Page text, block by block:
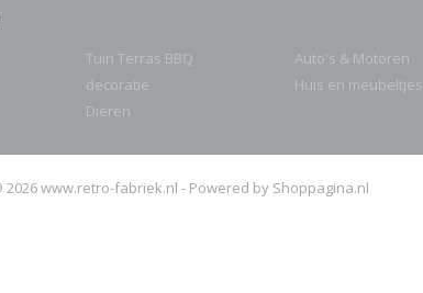
Tuin Terras BBQ
decoratie
Dieren
Auto's & Motoren
Huis en meubeltjes
2026 www.retro-fabriek.nl - Powered by Shoppagina.nl